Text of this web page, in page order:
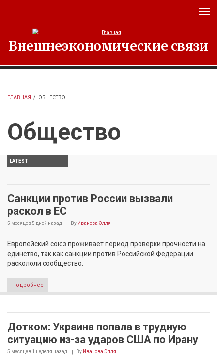
Внешнеэкономические связи
ГЛАВНАЯ / ОБЩЕСТВО
Общество
LATEST
Санкции против России вызвали
раскол в ЕС
5 месяцев 5 дней назад By Иванова Элля
Европейский союз проживает период проверки прочности на
единство, так как санкции против Российской Федерации
раскололи сообщество.
Подробнее
Дотком: Украина попала в трудную
ситуацию из-за ударов США по Ирану
5 месяцев 1 неделя назад By Иванова Элля